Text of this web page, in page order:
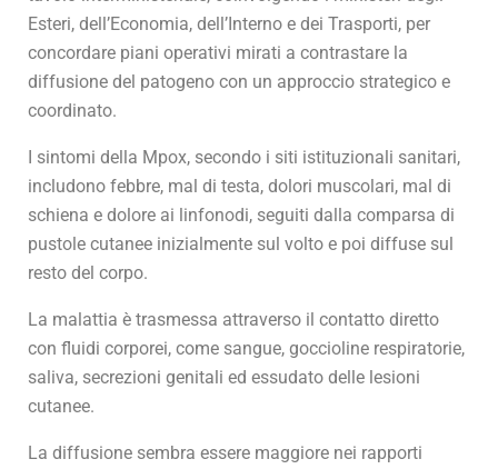
Esteri, dell’Economia, dell’Interno e dei Trasporti, per
concordare piani operativi mirati a contrastare la
diffusione del patogeno con un approccio strategico e
coordinato.
I sintomi della Mpox, secondo i siti istituzionali sanitari,
includono febbre, mal di testa, dolori muscolari, mal di
schiena e dolore ai linfonodi, seguiti dalla comparsa di
pustole cutanee inizialmente sul volto e poi diffuse sul
resto del corpo.
La malattia è trasmessa attraverso il contatto diretto
con fluidi corporei, come sangue, goccioline respiratorie,
saliva, secrezioni genitali ed essudato delle lesioni
cutanee.
La diffusione sembra essere maggiore nei rapporti